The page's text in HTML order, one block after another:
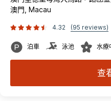
澳門, Macau
4.32 (95 reviews)
泊車 泳池 水療
查